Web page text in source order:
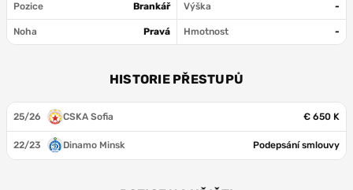
Pozice Brankář Výška -
Noha Pravá Hmotnost -
HISTORIE PŘESTUPŮ
25/26 CSKA Sofia € 650 K
22/23 Dinamo Minsk Podepsání smlouvy